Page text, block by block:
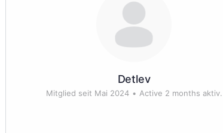
Detlev
Mitglied seit Mai 2024 • Active 2 months aktiv.